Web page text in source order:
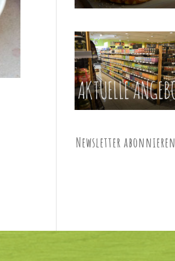
Newsletter abonnieren